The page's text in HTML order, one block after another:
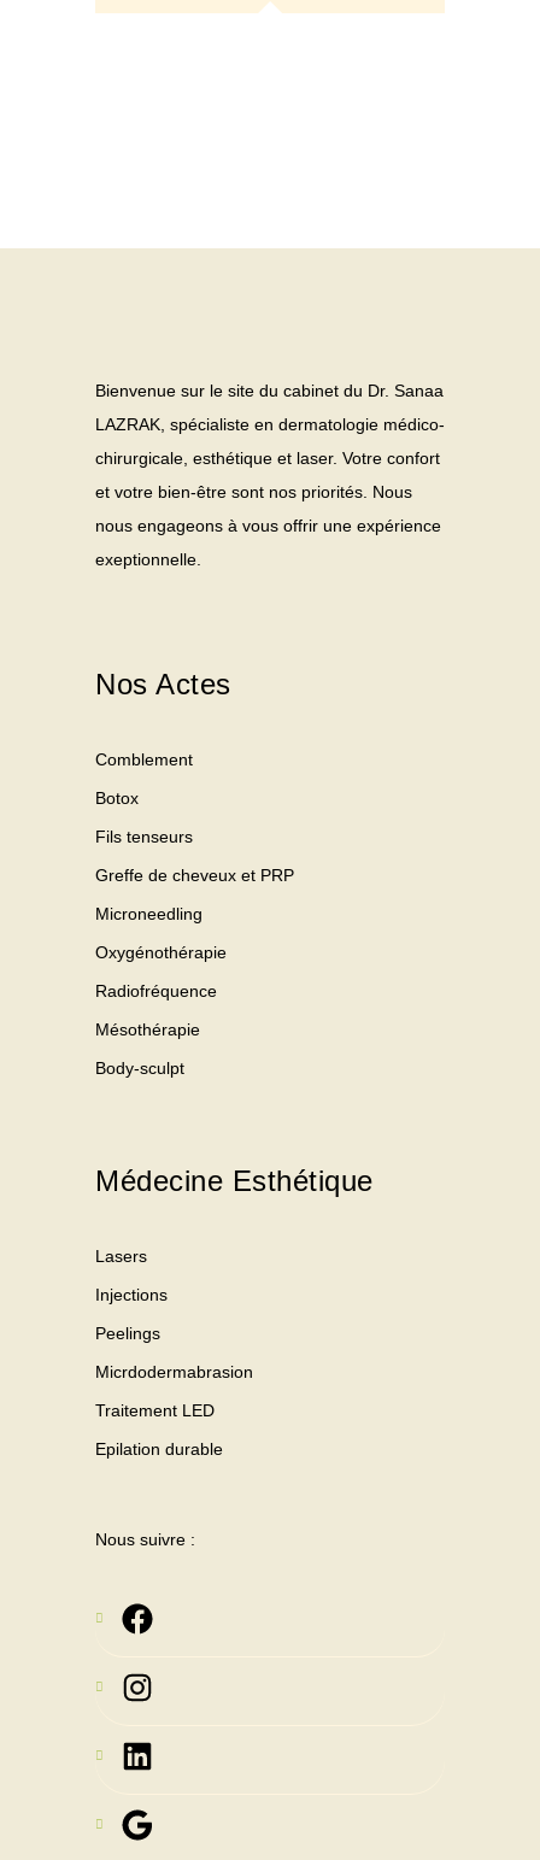
Bienvenue sur le site du cabinet du Dr. Sanaa
LAZRAK, spécialiste en dermatologie médico-
chirurgicale, esthétique et laser. Votre confort
et votre bien-être sont nos priorités. Nous
nous engageons à vous offrir une expérience
exeptionnelle.
Nos Actes
Comblement
Botox
Fils tenseurs
Greffe de cheveux et PRP
Microneedling
Oxygénothérapie
Radiofréquence
Mésothérapie
Body-sculpt
Médecine Esthétique
Lasers
Injections
Peelings
Micrdodermabrasion
Traitement LED
Epilation durable
Nous suivre :